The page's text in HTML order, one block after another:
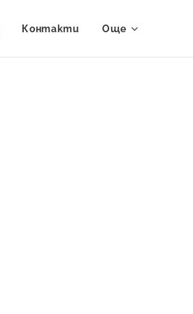
Контакти Още